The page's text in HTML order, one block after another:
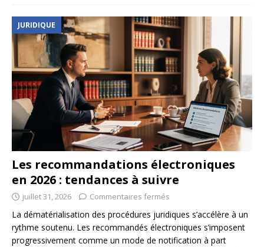
JURIDIQUE
Les recommandations électroniques
en 2026 : tendances à suivre
juillet 31, 2026 Commentaires fermés
La dématérialisation des procédures juridiques s’accélère à un
rythme soutenu. Les recommandés électroniques s’imposent
progressivement comme un mode de notification à part